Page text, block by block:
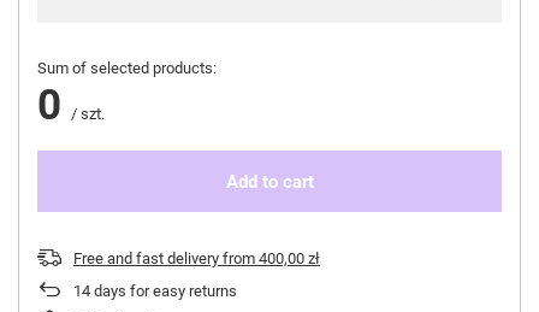
Sum of selected products:
0 / szt.
Add to cart
Free and fast delivery from 400,00 zł
14 days for easy returns